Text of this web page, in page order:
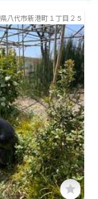
八代市新港町１丁目２５